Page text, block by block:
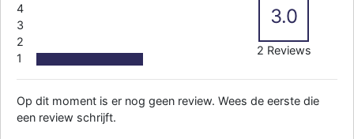
4
3
2
1
3.0
2 Reviews
Op dit moment is er nog geen review. Wees de eerste die
een review schrijft.